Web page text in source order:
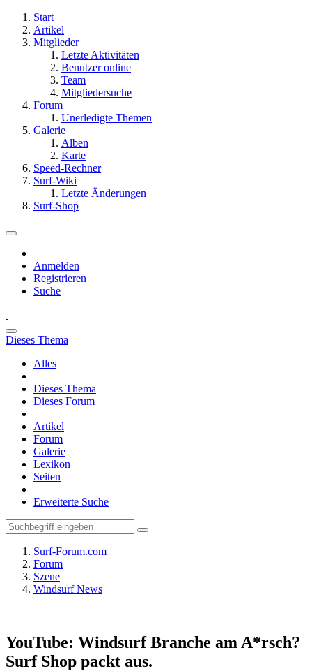
Start
Artikel
Mitglieder
Letzte Aktivitäten
Benutzer online
Team
Mitgliedersuche
Forum
Unerledigte Themen
Galerie
Alben
Karte
Speed-Rechner
Surf-Wiki
Letzte Änderungen
Surf-Shop
Anmelden
Registrieren
Suche
Dieses Thema
Alles
Dieses Thema
Dieses Forum
Artikel
Forum
Galerie
Lexikon
Seiten
Erweiterte Suche
Surf-Forum.com
Forum
Szene
Windsurf News
YouTube: Windsurf Branche am A*rsch?
Surf Shop packt aus.